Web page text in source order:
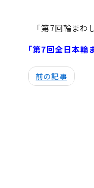
「第7回輪まわ
「第7回全日本輪
前の記事